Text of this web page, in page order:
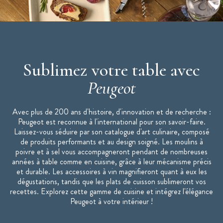
Fabriqué en France
2 autres tailles disponibles :
12 cmet15 cm
"Moulins Peugeot : la référence de la cuisine."
Sublimez votre table avec
Peugeot
Avec plus de 200 ans d'histoire, d'innovation et de recherche :
Peugeot est reconnue à l'international pour son savoir-faire.
Laissez-vous séduire par son catalogue d'art culinaire, composé
de produits performants et au design soigné. Les moulins à
poivre et à sel vous accompagneront pendant de nombreuses
années à table comme en cuisine, grâce à leur mécanisme précis
et durable. Les accessoires à vin magnifieront quant à eux les
dégustations, tandis que les plats de cuisson sublimeront vos
recettes. Explorez cette gamme de cuisine et intégrez l'élégance
Peugeot à votre intérieur !